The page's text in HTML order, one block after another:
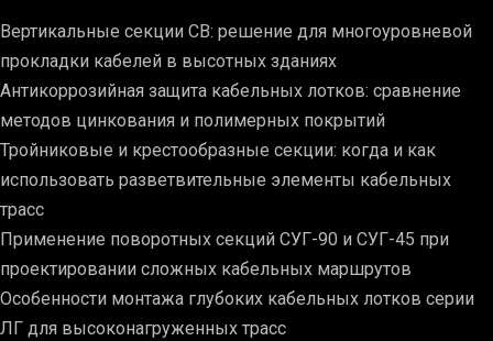
Вертикальные секции СВ: решение для многоуровневой
прокладки кабелей в высотных зданиях
Антикоррозийная защита кабельных лотков: сравнение
методов цинкования и полимерных покрытий
Тройниковые и крестообразные секции: когда и как
использовать разветвительные элементы кабельных
трасс
Применение поворотных секций СУГ-90 и СУГ-45 при
проектировании сложных кабельных маршрутов
Особенности монтажа глубоких кабельных лотков серии
ЛГ для высоконагруженных трасс